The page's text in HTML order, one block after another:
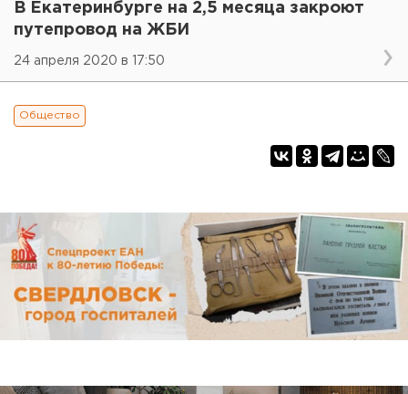
В Екатеринбурге на 2,5 месяца закроют
путепровод на ЖБИ
24 апреля 2020 в 17:50
Общество